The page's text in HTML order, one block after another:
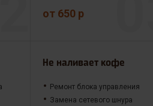
от 650 р
Не наливает кофе
Ремонт блока управления
Замена сетевого шнура